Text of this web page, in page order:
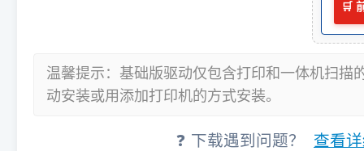
🛒
温馨提示：基础版驱动仅包含打印和一体机扫描
动安装或用添加打印机的方式安装。
❓ 下载遇到问题？ 查看